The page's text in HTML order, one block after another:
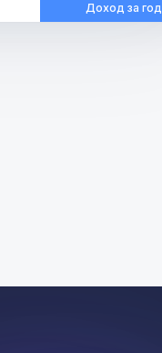
Доход за год